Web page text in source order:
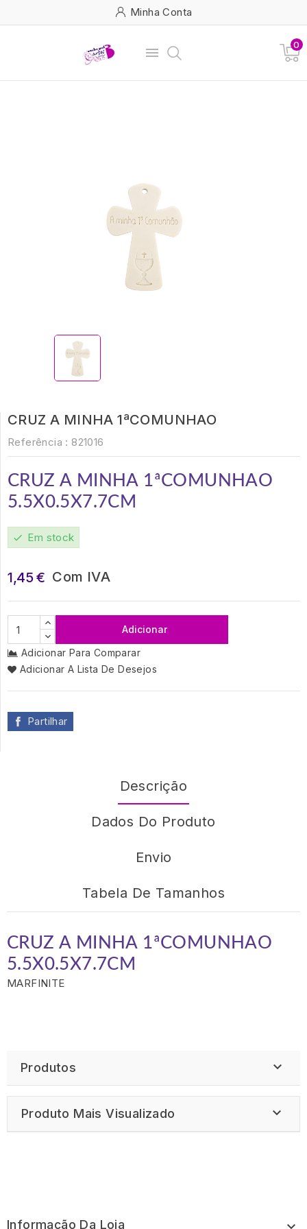
Minha Conta
 0
CRUZ A MINHA 1ªCOMUNHAO
Referência : 821016
CRUZ A MINHA 1ªCOMUNHAO
5.5X0.5X7.7CM
check Em stock
1,45 € Com IVA
Adicionar
Adicionar Para Comparar
Adicionar A Lista De Desejos
Partilhar
Descrição
Dados Do Produto
Envio
Tabela De Tamanhos
CRUZ A MINHA 1ªCOMUNHAO
5.5X0.5X7.7CM
MARFINITE
Produtos 
Produto Mais Visualizado 
Informação Da Loja